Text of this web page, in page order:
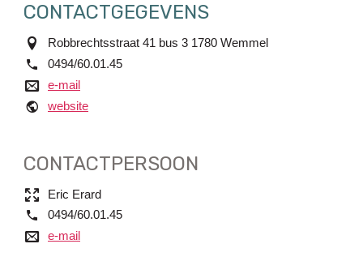
CONTACTGEGEVENS
adresRobbrechtsstraat 41 bus 3 1780 Wemmel
tel.
0494/60.01.45
e-maile-mail
websitewebsite
CONTACTPERSOON
naamEric Erard
tel.
0494/60.01.45
e-maile-mail